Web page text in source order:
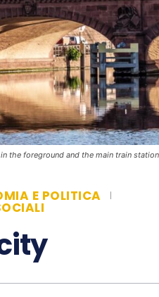
the foreground and the main train
E POLITICA